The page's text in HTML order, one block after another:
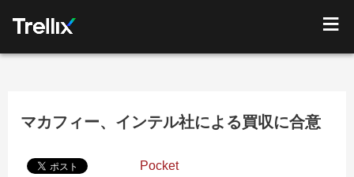
マカフィー、インテル社による買収に合意
Pocket